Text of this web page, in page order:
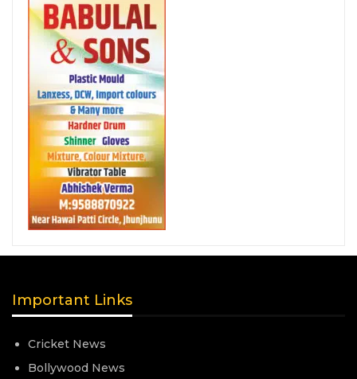
Important Links
Cricket News
Bollywood News